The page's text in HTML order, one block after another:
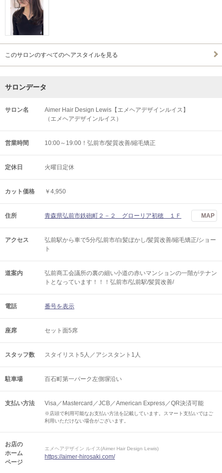
このサロンのすべてのヘアスタイルを見る
サロンデータ
サロン名
Aimer Hair Design Lewis【エメヘアデザインルイス】
（エメヘアデザインルイス）
営業時間 10:00～19:00！弘前市/髪質改善/縮毛矯正
定休日 火曜日定休
カット価格 ￥4,950
住所 青森県弘前市鉄砲町２－２ グローリア初穂 １Ｆ MAP
アクセス
弘前駅から車で5分/弘前市/白髪ぼかし/髪質改善/縮毛矯正/ショー
ト
道案内
弘前商工会議所の裏の細い小道の赤いマンションの一階がテナン
トとなっています！！！弘前市/弘前駅/髪質改善/
電話 番号を表示
座席 セット面5席
スタッフ数 スタイリスト5人／アシスタント1人
駐車場 百石町第一パーク左側塀沿い
支払い方法 Visa／Mastercard／JCB／American Express／QR決済可能
※店頭で利用可能なお支払い方法を記載しています。スマート支払いではご
利用いただけない場合がございます。
お店の
ホーム
ページ
エメヘアデザイン ルイス(Aimer Hair Design Lewis)
https://aimer-hirosaki.com/